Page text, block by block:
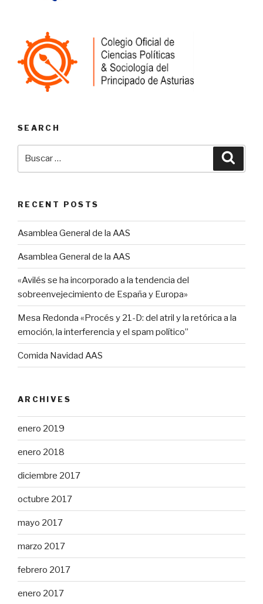
SEARCH
RECENT POSTS
Asamblea General de la AAS
Asamblea General de la AAS
«Avilés se ha incorporado a la tendencia del
sobreenvejecimiento de España y Europa»
Mesa Redonda «Procés y 21-D: del atril y la retórica a la
emoción, la interferencia y el spam político”
Comida Navidad AAS
ARCHIVES
enero 2019
enero 2018
diciembre 2017
octubre 2017
mayo 2017
marzo 2017
febrero 2017
enero 2017